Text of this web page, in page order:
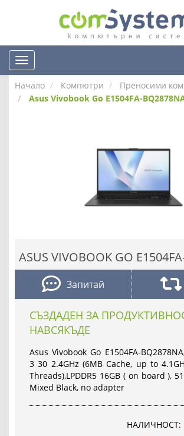
Начало Компютри
Преносими
Asus Vivobook Go E1504FA-
ASUS VIVOBOOK GO
Запитай
СЪЗДАДЕН ЗА
НАВСЯКЪДЕ
Asus Vivobook Go E1504FA-
3 30 2.4GHz (6MB Cache, up to
Threads),LPDDR5 16GB ( on board ),
Mixed Black, no adapter
НАЛИЧНОСТ: